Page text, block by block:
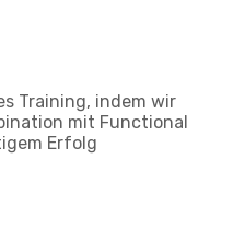
Training, indem wir
mit Functional
Erfolg